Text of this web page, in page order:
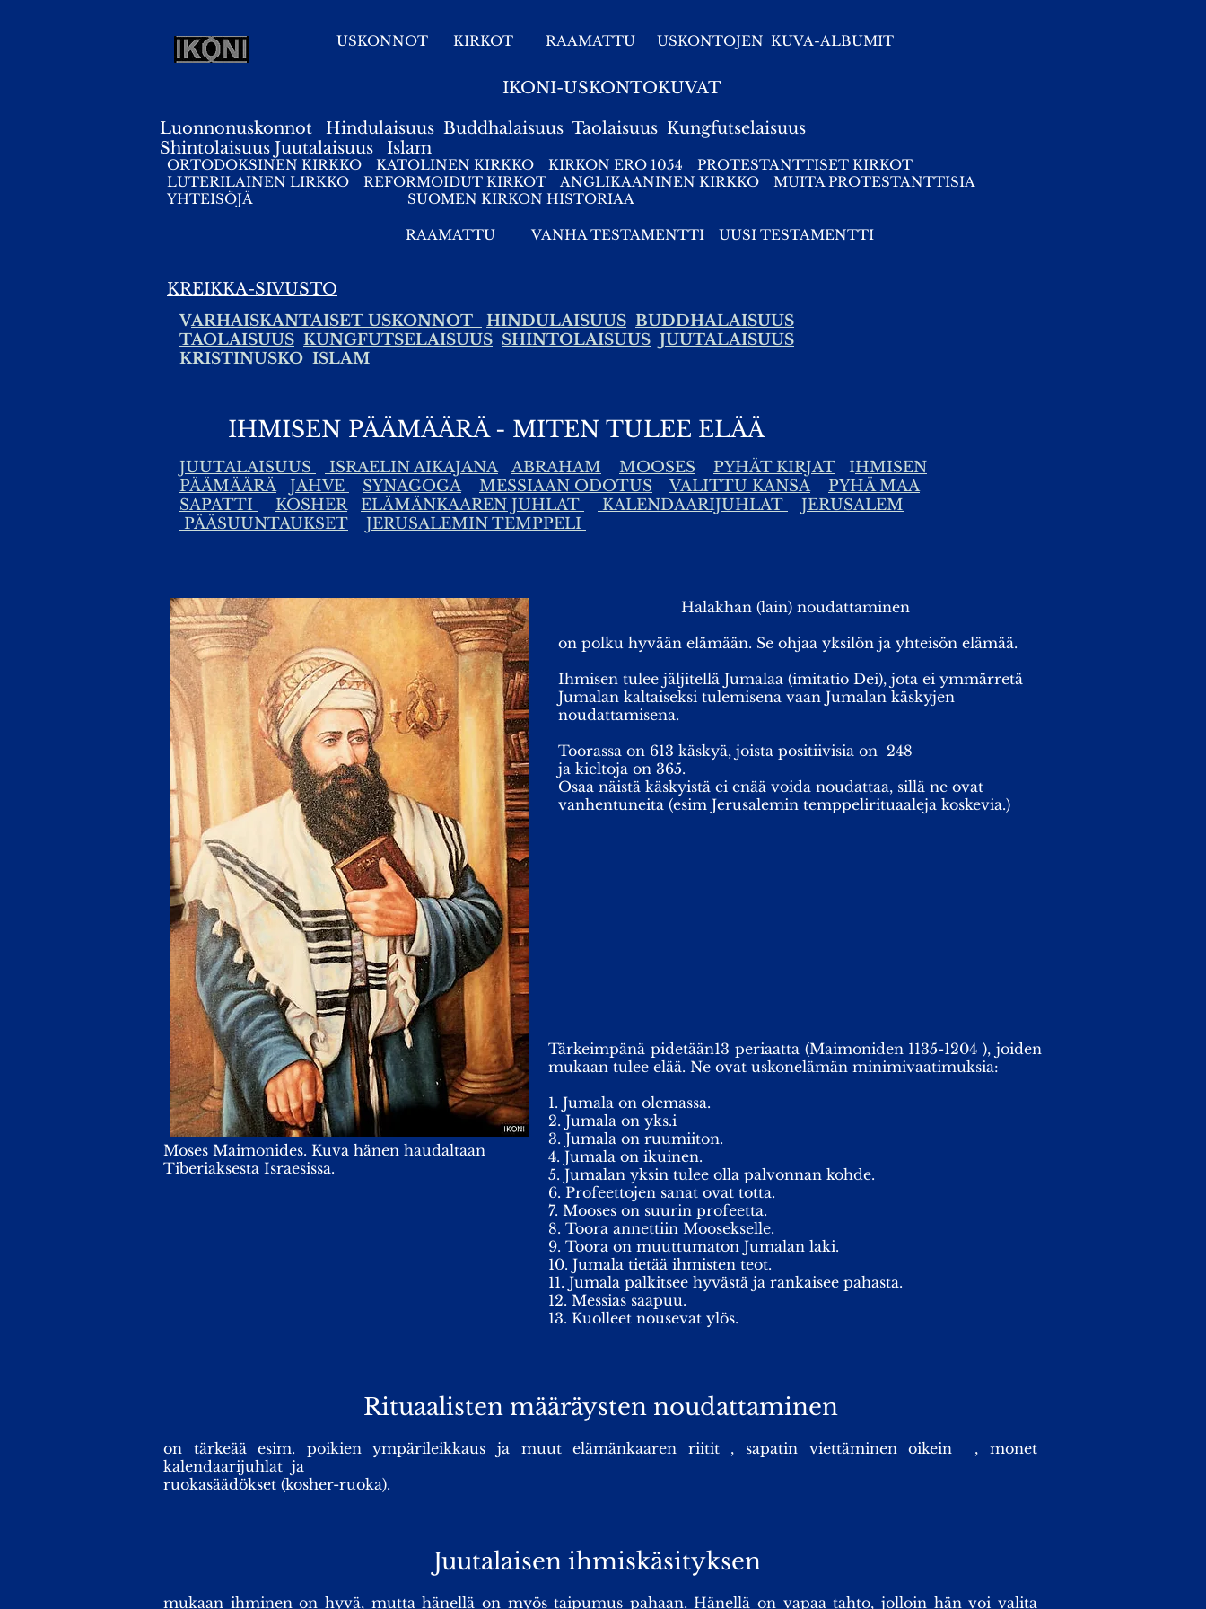
USKONNOT KIRKOT RAAMATTU USKONTOJEN KUVA-ALBUMIT
IKONI-USKONTOKUVAT
Luonnonuskonnot Hindulaisuus Buddhalaisuus Taolaisuus Kungfutselaisuus
Shintolaisuus Juutalaisuus Islam
ORTODOKSINEN KIRKKO KATOLINEN KIRKKO KIRKON ERO 1054
PROTESTANTTISET KIRKOT
LUTERILAINEN LIRKKO
REFORMOIDUT KIRKOT ANGLIKAANINEN KIRKKO
MUITA PROTESTANTTISIA
YHTEISÖJÄ
SUOMEN KIRKON HISTORIAA
RAAMATTU VANHA TESTAMENTTI UUSI TESTAMENTTI
KREIKKA-SIVUSTO
VARHAISKANTAISET USKONNOT HINDULAISUUS BUDDHALAISUUS
TAOLAISUUS KUNGFUTSELAISUUS SHINTOLAISUUS JUUTALAISUUS
KRISTINUSKO ISLAM
IHMISEN PÄÄMÄÄRÄ - MITEN TULEE ELÄÄ
JUUTALAISUUS ISRAELIN AIKAJANA ABRAHAM MOOSES PYHÄT KIRJAT IHMISEN
PÄÄMÄÄRÄ
JAHVE SYNAGOGA MESSIAAN ODOTUS VALITTU KANSA
PYHÄ MAA
SAPATTI
KOSHER ELÄMÄNKAAREN JUHLAT KALENDAARIJUHLAT
JERUSALEM
PÄÄSUUNTAUKSET
JERUSALEMIN TEMPPELI
Moses Maimonides. Kuva hänen haudaltaan
Tiberiaksesta Israesissa.
Halakhan (lain) noudattaminen
on polku hyvään elämään. Se ohjaa yksilön ja yhteisön elämää.
Ihmisen tulee jäljitellä Jumalaa (imitatio Dei), jota ei ymmärretä
Jumalan kaltaiseksi tulemisena vaan Jumalan käskyjen
noudattamisena.
Toorassa on 613 käskyä, joista positiivisia on 248
ja kieltoja on 365.
Osaa näistä käskyistä ei enää voida noudattaa, sillä ne ovat
vanhentuneita (esim Jerusalemin temppelirituaaleja koskevia.)
Tärkeimpänä pidetään13 periaatta (Maimoniden 1135-1204 ), joiden
mukaan tulee elää. Ne ovat uskonelämän minimivaatimuksia:
1. Jumala on olemassa.
2. Jumala on yks.i
3. Jumala on ruumiiton.
4. Jumala on ikuinen.
5. Jumalan yksin tulee olla palvonnan kohde.
6. Profeettojen sanat ovat totta.
7. Mooses on suurin profeetta.
8. Toora annettiin Moosekselle.
9. Toora on muuttumaton Jumalan laki.
10. Jumala tietää ihmisten teot.
11. Jumala palkitsee hyvästä ja rankaisee pahasta.
12. Messias saapuu.
13. Kuolleet nousevat ylös.
Rituaalisten määräysten noudattaminen
on tärkeää esim. poikien ympärileikkaus ja muut elämänkaaren riitit , sapatin viettäminen oikein , monet
kalendaarijuhlat ja
ruokasäädökset (kosher-ruoka).
Juutalaisen ihmiskäsityksen
mukaan ihminen on hyvä, mutta hänellä on myös taipumus pahaan. Hänellä on vapaa tahto, jolloin hän voi valita